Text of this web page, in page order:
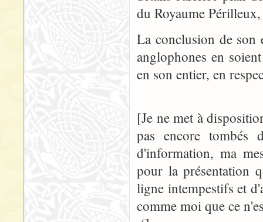
du Royaume
La conclusion de son
anglophones en
en son entier, en
[Je ne met à
pas encore tombés
d'information, ma
pour la présentation
ligne intempestifs et
comme moi que ce